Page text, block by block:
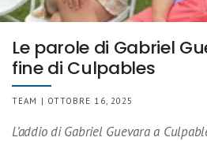
Le parole di Gabriel
fine di Culpables
TEAM | OTTOBRE 16, 2025
L’addio di Gabriel Guevara a